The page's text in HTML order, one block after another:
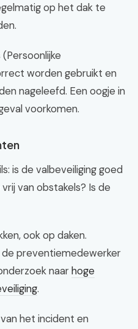
op het dak te
worden gebruikt en
nageleefd. Een oogje in
voorkomen.
is de valbeveiliging goed
van obstakels? Is de
ook op daken.
de preventiemedewerker
naarhoge
.
het incident en